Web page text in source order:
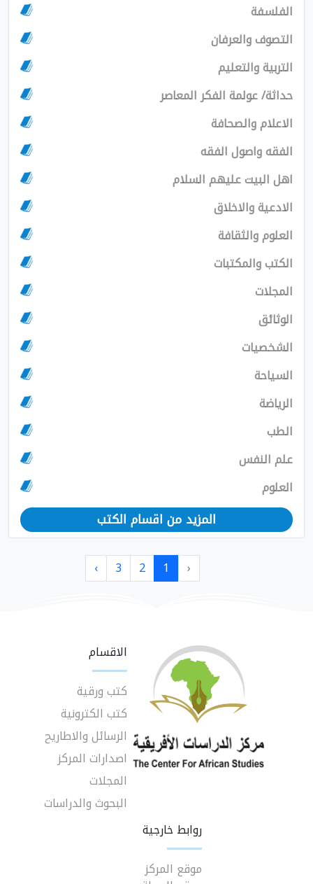
الفلسفة
التصوف والعرفان
التربية والتعليم
حداثة/ عولمة الفكر المعاصر
الاعلام والصحافة
الفقه واصول الفقه
اهل البيت عليهم السلام
الادعية والاخلاق
العلوم والثقافة
الكتب والمكتبات
المجلات
الوثائق
الشخصيات
السياحة
الرياضة
الطب
علم النفس
العلوم
المزيد من اقسام الكتب
‹
1
2
3
›
الاقسام
كتب ورقية
كتب الكترونية
الرسائل والاطاريح
اصدارات المركز
المجلات
البحوث والدراسات
روابط خارجية
موقع المركز